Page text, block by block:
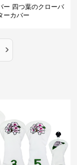
ー 四つ葉のクローバ
ーカバー
›